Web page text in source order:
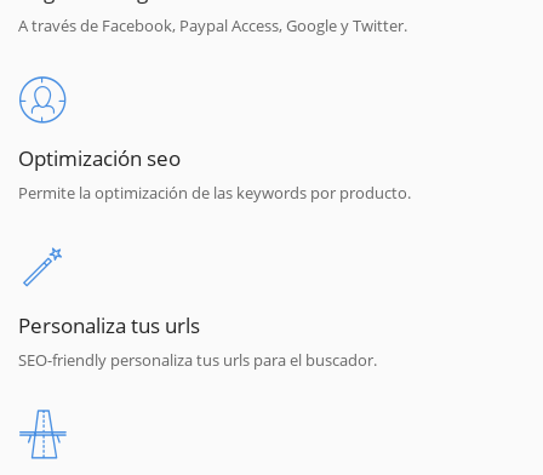
A través de Facebook, Paypal Access, Google y Twitter.
Optimización seo
Permite la optimización de las keywords por producto.
Personaliza tus urls
SEO-friendly personaliza tus urls para el buscador.